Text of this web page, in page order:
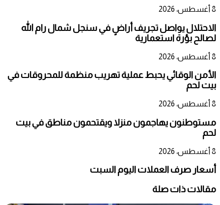
8 أغسطس، 2026
الاحتلال يواصل تجريف أراضٍ في سنجل شمال رام الله
لصالح بؤرة استعمارية
8 أغسطس، 2026
الأمن الوقائي يحبط عملية تهريب منظمة للمحروقات في
بيت لحم
8 أغسطس، 2026
مستوطنون يهاجمون منزلا ويقتحمون مناطق في بيت
لحم
8 أغسطس، 2026
أسعار صرف العملات اليوم السبت
مقالات ذات صلة